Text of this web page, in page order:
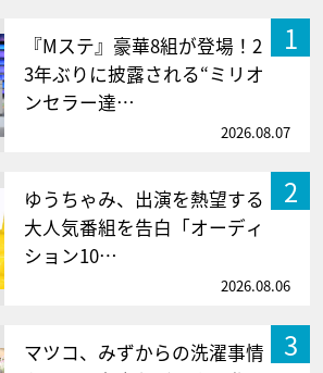
1
『Mステ』豪華8組が登場！2
3年ぶりに披露される“ミリオ
ンセラー達…
2026.08.07
2
ゆうちゃみ、出演を熱望する
大人気番組を告白「オーディ
ション10…
2026.08.06
3
マツコ、みずからの洗濯事情